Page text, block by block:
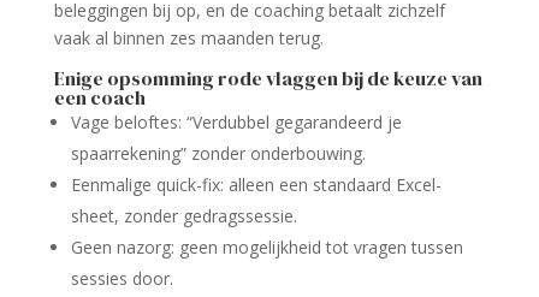
beleggingen bij op, en de coaching betaalt zichzelf
vaak al binnen zes maanden terug.
Enige opsomming rode vlaggen bij de keuze van
een coach
Vage beloftes: “Verdubbel gegarandeerd je
spaarrekening” zonder onderbouwing.
Eenmalige quick-fix: alleen een standaard Excel-
sheet, zonder gedragssessie.
Geen nazorg: geen mogelijkheid tot vragen tussen
sessies door.